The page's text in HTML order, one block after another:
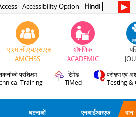
Accessibility Option Hindi
ए.एम.सी.एच.एस.एस
AMCHSS
शैक्षणिक
ACADEMIC
प्रशिक्षण
Training
टिमेड
TIMed
परीक्षण एवं
Testing &
घटनाओं
एनआईआरएफ
दान